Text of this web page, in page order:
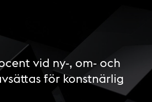
vid ny-, om- och
för konstnärlig